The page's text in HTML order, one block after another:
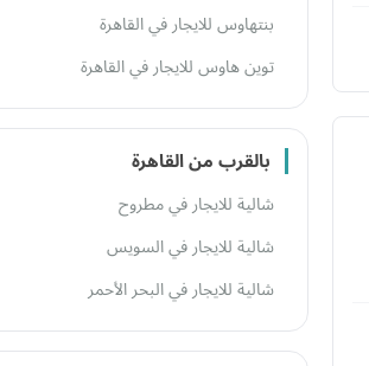
بنتهاوس للايجار في القاهرة
توين هاوس للايجار في القاهرة
بالقرب من القاهرة
شالية للايجار في مطروح
شالية للايجار في السويس
شالية للايجار في البحر الأحمر